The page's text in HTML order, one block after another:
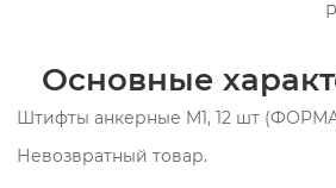
каналах.Штифты
толщиной до 3 мкм.Упаковка:12шт.
Основные
Штифты анкерные M1, 12 шт
Невозвратный товар.